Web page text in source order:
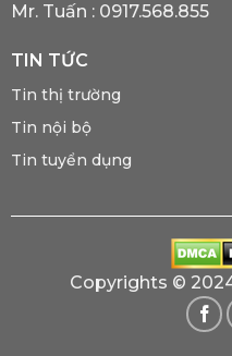
Mr. Tuấn : 0917.568.855
TIN TỨC
Tin thị trường
Tin nội bộ
Tin tuyển dụng
Copyrights ©